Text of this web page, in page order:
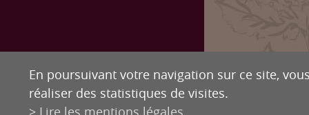
En poursuivant votre navigation sur ce site,
réaliser des statistiques de visites.
Lire les mentions légales